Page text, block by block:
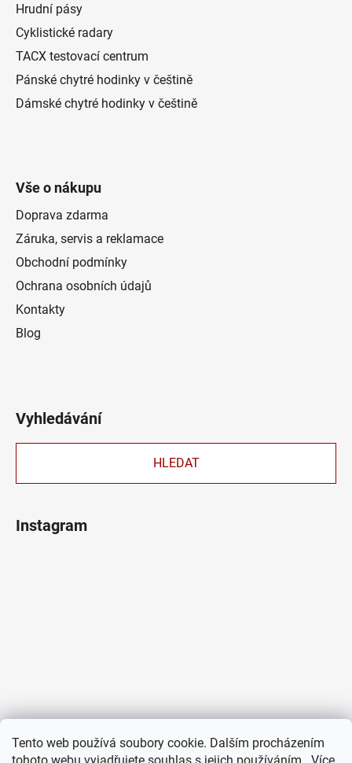
Tento web používá soubory cookie. Dalším procházením
Hrudní pásy
Cyklistické radary
TACX testovací centrum
Pánské chytré hodinky v češtině
Dámské chytré hodinky v češtině
Vše o nákupu
Doprava zdarma
Záruka, servis a reklamace
Obchodní podmínky
Ochrana osobních údajů
Kontakty
Blog
Vyhledávání
HLEDAT
Instagram